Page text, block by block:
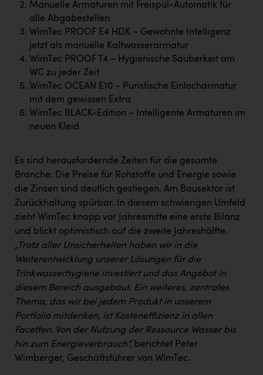
Jane Goodall Institute Austria
Kärcher
Karin Liedl
KIWI Kinderwunsch Institut Dr. Loimer
Kremsmüller Anlagenbau GmbH
Maximarkt
Oldtimer Raststationen und Motorhotels
Österreichischer Kachelofenverband
Passage Linz
PEZ
PÜSPÖK
REMAX
RE/MAX Welcome
Manuelle Armaturen mit Freispül-Automatik für
alle Abgabestellen
WimTec PROOF E4 HDK – Gewohnte Intelligenz
jetzt als manuelle Kaltwasserarmatur
WimTec PROOF T4 – Hygienische Sauberkeit am
WC zu jeder Zeit
WimTec OCEAN E10 – Puristische Einlocharmatur
mit dem gewissen Extra
WimTec BLACK-Edition – Intelligente Armaturen im
neuen Kleid
Es sind herausfordernde Zeiten für die gesamte
Branche. Die Preise für Rohstoffe und Energie sowie
die Zinsen sind deutlich gestiegen. Am Bausektor ist
Zurückhaltung spürbar. In diesem schwierigen Umfeld
zieht WimTec knapp vor Jahresmitte eine erste Bilanz
und blickt optimistisch auf die zweite Jahreshälfte.
„Trotz aller Unsicherheiten haben wir in die
Weiterentwicklung unserer Lösungen für die
Trinkwasserhygiene investiert und das Angebot in
diesem Bereich ausgebaut. Ein weiteres, zentrales
Thema, das wir bei jedem Produkt in unserem
Portfolio mitdenken, ist Kosteneffizienz in allen
Facetten. Von der Nutzung der Ressource Wasser bis
hin zum Energieverbrauch“, berichtet Peter
Wimberger, Geschäftsführer von WimTec.